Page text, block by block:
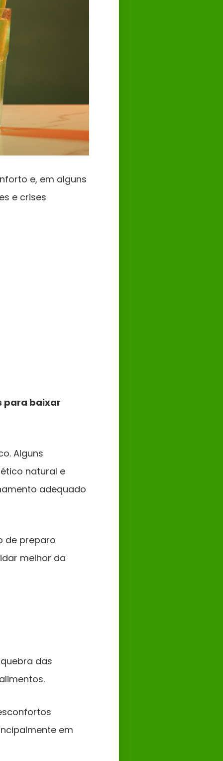
e, em alguns
e crises
para baixar
Alguns
natural e
adequado
de preparo
melhor da
das
em